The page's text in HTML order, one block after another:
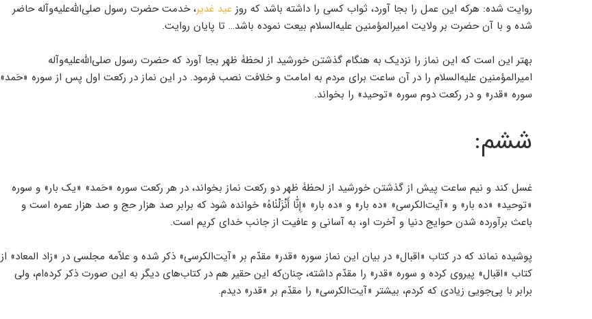
روایت شده: هرکه این عمل را بجا آورد، ثواب کسی را داشته باشد که روز عید غدیر، خدمت حضرت رسول صلی‌الله‌علیه‌وآله حاضر
شده و با آن حضرت بر ولایت امیرالمؤمنین علیه‌السلام بیعت نموده باشد… تا پایان روایت.
بهتر این است که این نماز را نزدیک به هنگام گذشتن خورشید از لحظۀ ظهر بجا آورد که حضرت رسول صلی‌الله‌علیه‌وآله
امیرالمؤمنین علیه‌السلام را در آن ساعت برای مردم به امامت و خلافت نصب فرمود. در این نماز در رکعت اول پس از سوره «حَمد»
سوره «قدر» و در رکعت دوم سوره «توحید» را بخواند.
ششم:
غسل کند و نیم ساعت پیش از گذشتن خورشید از لحظۀ ظهر دو رکعت نماز بخواند، در هر رکعت سوره «حَمد» «یک بار» و سوره
«توحید» «ده بار» و «آیت‌الکرسی» «ده بار» و «ده بار» «إِنّٰا أَنْزَلْنٰاهُ» خوانده شود که برابر صد هزار حج و صد هزار عمره است و
باعث برآورده شدن حوایج دنیا و آخرت او، به آسانی و عافیت از جانب خدای کریم است.
پوشیده نماند که در کتاب «اقبال» در بیان این نماز سوره «قدر» مقدّم بر «آیت‌الکرسی» ذکر شده و علاّمه مجلسی در «زاد المعاد» از
کتاب «اقبال» پیروی کرده و سوره «قدر» را مقدّم داشته، چنان‌که این حقیر هم در کتاب‌های دیگر به این صورت ذکر کرده‌ام، ولی
برابر با پی‌جویی زیادی که کردم، بیشتر «آیت‌الکرسی» را مقدّم بر «قدر» دیدم.